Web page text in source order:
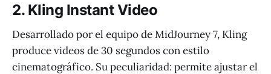
2. Kling Instant Video
Desarrollado por el equipo de MidJourney 7, Kling
produce videos de 30 segundos con estilo
cinematográfico. Su peculiaridad: permite ajustar el